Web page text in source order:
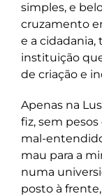
simples, e
cruzamento
e a
instituição
de criação e
Apenas na
fiz, sem
mal-
mau para a
numa
posto à